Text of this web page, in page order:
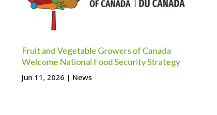
Fruit and Vegetable Growers of Canada
Welcome National Food Security Strategy
Jun 11, 2026 | News